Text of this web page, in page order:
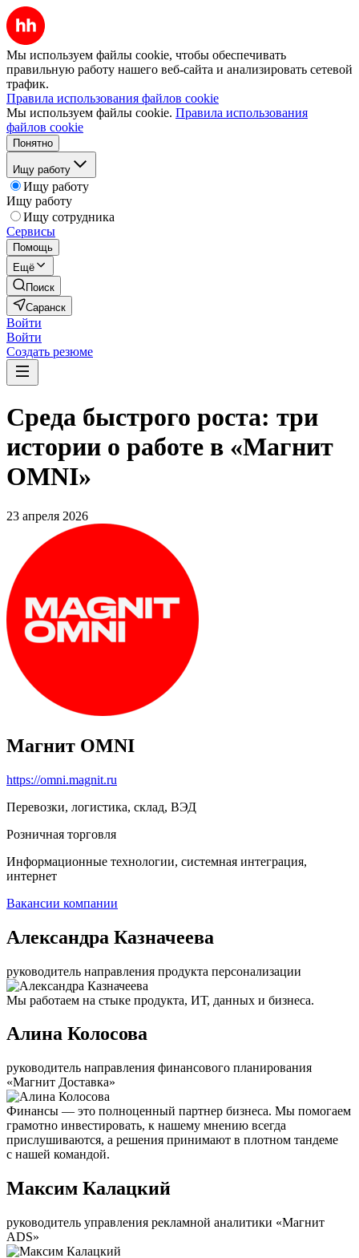
Мы используем файлы cookie, чтобы обеспечивать
правильную работу нашего веб-сайта и анализировать сетевой
трафик.
Правила использования файлов cookie
Мы используем файлы cookie. Правила использования
файлов cookie
Понятно
Ищу работу
Ищу работу
Ищу работу
Ищу сотрудника
Сервисы
Помощь
Ещё
Поиск
Саранск
Войти
Войти
Создать резюме
Среда быстрого роста: три
истории о работе в «Магнит
OMNI»
23 апреля 2026
Магнит OMNI
https://omni.magnit.ru
Перевозки, логистика, склад, ВЭД
Розничная торговля
Информационные технологии, системная интеграция,
интернет
Вакансии компании
Александра Казначеева
руководитель направления продукта персонализации
Мы работаем на стыке продукта, ИТ, данных и бизнеса.
Алина Колосова
руководитель направления финансового планирования
«Магнит Доставка»
Финансы — это полноценный партнер бизнеса. Мы помогаем
грамотно инвестировать, к нашему мнению всегда
прислушиваются, а решения принимают в плотном тандеме
с нашей командой.
Максим Калацкий
руководитель управления рекламной аналитики «Магнит
ADS»